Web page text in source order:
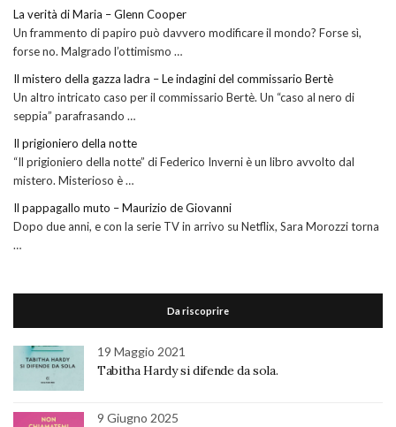
La verità di Maria – Glenn Cooper
Un frammento di papiro può davvero modificare il mondo? Forse sì,
forse no. Malgrado l’ottimismo …
Il mistero della gazza ladra – Le indagini del commissario Bertè
Un altro intricato caso per il commissario Bertè. Un “caso al nero di
seppia” parafrasando …
Il prigioniero della notte
“Il prigioniero della notte” di Federico Inverni è un libro avvolto dal
mistero. Misterioso è …
Il pappagallo muto – Maurizio de Giovanni
Dopo due anni, e con la serie TV in arrivo su Netflix, Sara Morozzi torna
…
Da riscoprire
19 Maggio 2021
Tabitha Hardy si difende da sola.
9 Giugno 2025